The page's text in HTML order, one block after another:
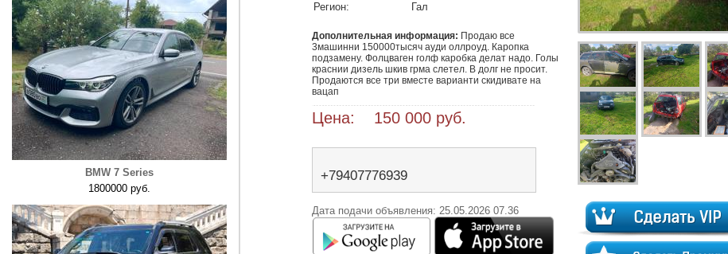
BMW 7 Series
1800000 руб.
Регион:
Гал
Дополнительная информация: Продаю все
3машинни 150000тысяч ауди оллроуд. Каропка
подзамену. Фолцваген голф каробка делат надо. Голы
краснии дизель шкив грма слетел. В долг не просит.
Продаются все три вместе варианти скидивате на
вацап
Цена: 150 000 руб.
+79407776939
Дата подачи объявления: 25.05.2026 07.36